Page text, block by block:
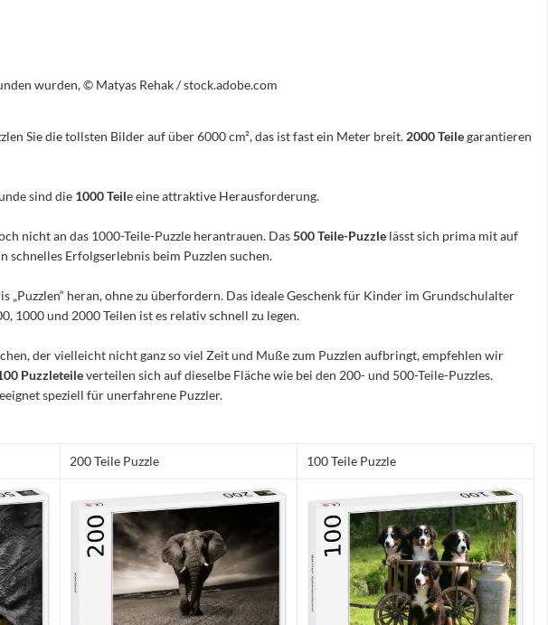
wurden, © Matyas Rehak / stock.adobe.com
Sie die tollsten Bilder auf über 6000 cm², das ist fast ein Meter breit. 2000 Teilegarantieren
sind die 1000 Teile eine attraktive Herausforderung.
nicht an das 1000-Teile-Puzzle herantrauen. Das500 Teile-Puzzle lässt sich prima mit auf
schnelles Erfolgserlebnis beim Puzzlen suchen.
heran, ohne zu überfordern. Das ideale Geschenk für Kinder im Grundschulalter
1000 und 2000 Teilen ist es relativ schnell zu legen.
der vielleicht nicht ganz so viel Zeit und Muße zum Puzzlen aufbringt, empfehlen wir
Puzzleteileverteilen sich auf dieselbe Fläche wie bei den 200- und 500-Teile-Puzzles.
speziell für unerfahrene Puzzler.
200 Teile Puzzle 100 Teile Puzzle